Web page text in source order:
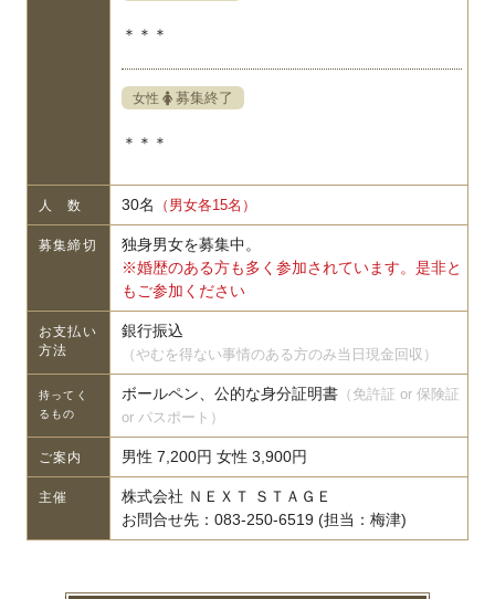
＊＊＊
女性 募集終了
＊＊＊
人 数 30名 （男女各15名）
募集締切
独身男女を募集中。
※婚歴のある方も多く参加されています。是非と
もご参加ください
お支払い
方法
銀行振込
（やむを得ない事情のある方のみ当日現金回収）
持ってく
るもの
ボールペン、公的な身分証明書（免許証 or 保険証
or パスポート）
ご案内 男性 7,200円 女性 3,900円
主催
株式会社 ＮＥＸＴ ＳＴＡＧＥ
お問合せ先：083-250-6519 (担当：梅津)